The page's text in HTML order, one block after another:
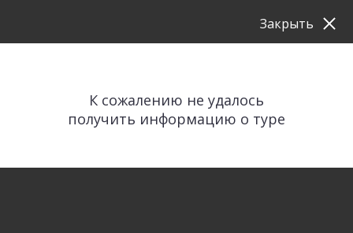
К сожалению не удалось
получить информацию о туре
Закрыть